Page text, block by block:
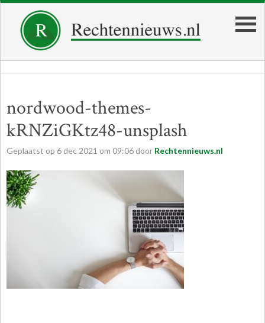
nordwood-themes-
kRNZiGKtz48-unsplash
Geplaatst op 6 dec 2021 om 09:06 door Rechtennieuws.nl